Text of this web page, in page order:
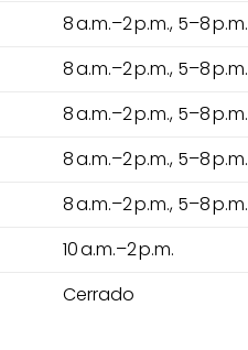
8 a.m.–2 p.m., 5–8 p.m.
8 a.m.–2 p.m., 5–8 p.m.
8 a.m.–2 p.m., 5–8 p.m.
8 a.m.–2 p.m., 5–8 p.m.
8 a.m.–2 p.m., 5–8 p.m.
10 a.m.–2 p.m.
Cerrado